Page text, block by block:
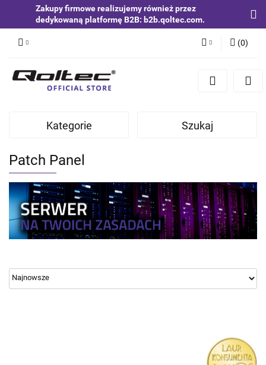
Zakupy firmowe realizujemy również przez
dedykowaną platformę B2B: b2b.qoltec.com.
Zaloguj się
Zgody cookies
(0)
Kategorie Szukaj
Patch Panel